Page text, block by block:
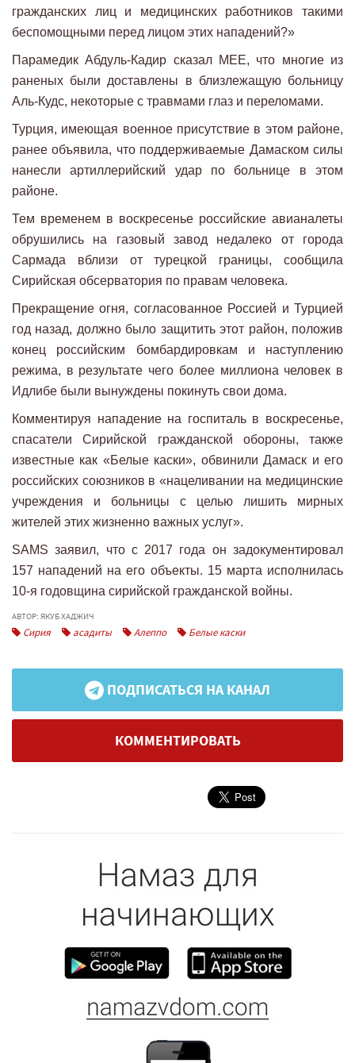
гражданских лиц и медицинских работников такими
беспомощными перед лицом этих нападений?»
Парамедик Абдуль-Кадир сказал MEE, что многие из
раненых были доставлены в близлежащую больницу
Аль-Кудс, некоторые с травмами глаз и переломами.
Турция, имеющая военное присутствие в этом районе,
ранее объявила, что поддерживаемые Дамаском силы
нанесли артиллерийский удар по больнице в этом
районе.
Тем временем в воскресенье российские авианалеты
обрушились на газовый завод недалеко от города
Сармада вблизи от турецкой границы, сообщила
Сирийская обсерватория по правам человека.
Прекращение огня, согласованное Россией и Турцией
год назад, должно было защитить этот район, положив
конец российским бомбардировкам и наступлению
режима, в результате чего более миллиона человек в
Идлибе были вынуждены покинуть свои дома.
Комментируя нападение на госпиталь в воскресенье,
спасатели Сирийской гражданской обороны, также
известные как «Белые каски», обвинили Дамаск и его
российских союзников в «нацеливании на медицинские
учреждения и больницы с целью лишить мирных
жителей этих жизненно важных услуг».
SAMS заявил, что с 2017 года он задокументировал
157 нападений на его объекты. 15 марта исполнилась
10-я годовщина сирийской гражданской войны.
АВТОР: ЯКУБ ХАДЖИЧ
Сирия асадиты Алеппо Белые каски
ПОДПИСАТЬСЯ НА КАНАЛ
КОММЕНТИРОВАТЬ